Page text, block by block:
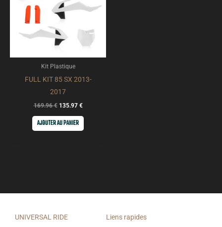
Kit Plastique
FULL KIT 85 SX 2013-
2017
169.96€ 135.97 €
AJOUTER AU PANIER
UNIVERSAL RIDE Liens rapides